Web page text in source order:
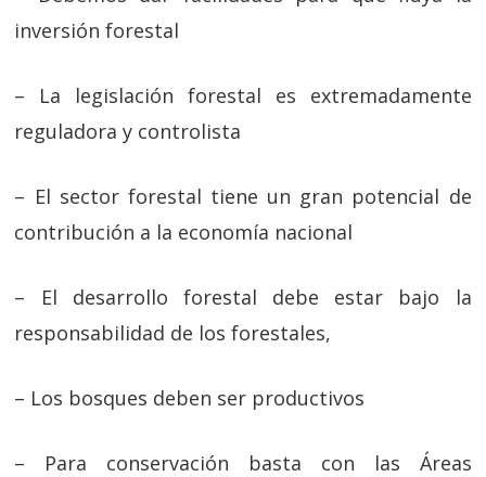
inversión forestal
– La legislación forestal es extremadamente
reguladora y controlista
– El sector forestal tiene un gran potencial de
contribución a la economía nacional
– El desarrollo forestal debe estar bajo la
responsabilidad de los forestales,
– Los bosques deben ser productivos
– Para conservación basta con las Áreas